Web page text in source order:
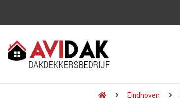
Eindhoven